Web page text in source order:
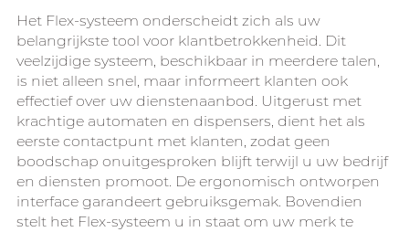
Het Flex-systeem onderscheidt zich als uw
belangrijkste tool voor klantbetrokkenheid. Dit
veelzijdige systeem, beschikbaar in meerdere talen,
is niet alleen snel, maar informeert klanten ook
effectief over uw dienstenaanbod. Uitgerust met
krachtige automaten en dispensers, dient het als
eerste contactpunt met klanten, zodat geen
boodschap onuitgesproken blijft terwijl u uw bedrijf
en diensten promoot. De ergonomisch ontworpen
interface garandeert gebruiksgemak. Bovendien
stelt het Flex-systeem u in staat om uw merk te